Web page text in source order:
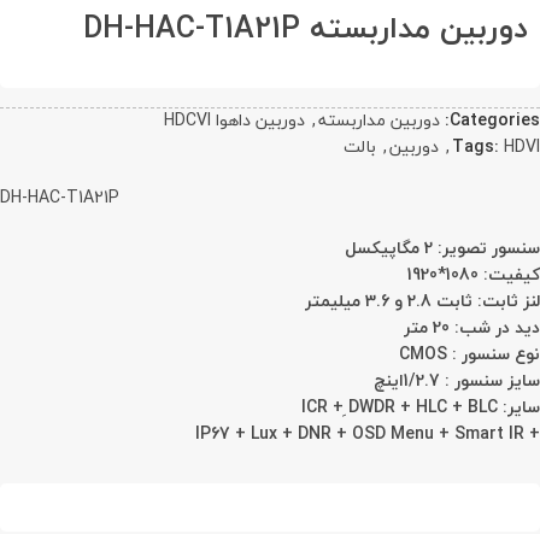
دوربین مداربسته DH-HAC-T1A21P
Categories: دوربین مداربسته, دوربین داهوا HDCVI
Tags: HDVI
, دوربین, بالت
DH-HAC-T1A21P
سنسور تصویر: 2 مگاپیکسل
کیفیت: 1080*1920
لنز ثابت: ثابت 2.8 و 3.6 میلیمتر
دید در شب: 20 متر
نوع سنسور ‏:‏ CMOS
سایز سنسور ‏:‏ 1/2.7اینچ
سایر: ICR + ِDWDR + HLC + BLC
+ IP67 + Lux + DNR + OSD Menu + Smart IR